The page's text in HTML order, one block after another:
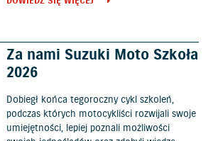
Za nami Suzuki Moto Szkoła
2026
Dobiegł końca tegoroczny cykl szkoleń,
podczas których motocykliści rozwijali swoje
umiejętności, lepiej poznali możliwości